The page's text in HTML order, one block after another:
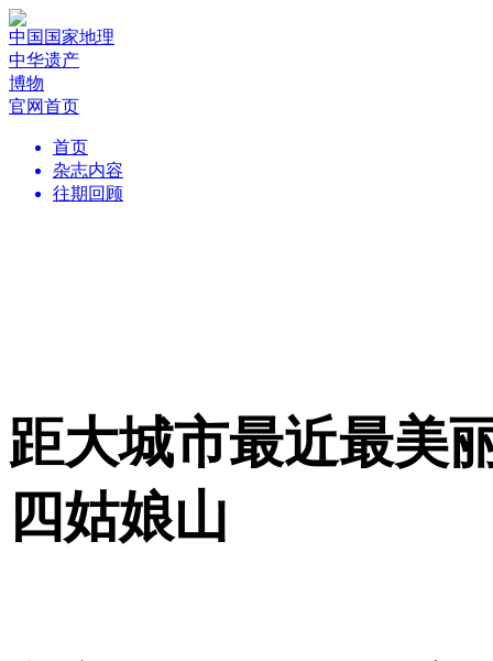
中国国家地理
中华遗产
博物
官网首页
首页
杂志内容
往期回顾
距大城市最近最美
四姑娘山